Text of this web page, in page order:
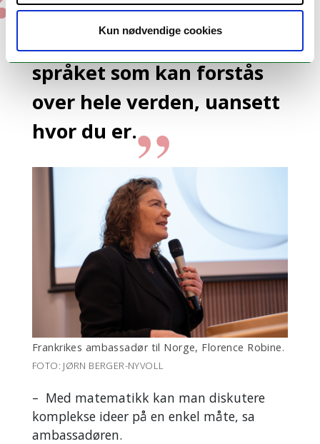
Kun nødvendige cookies
Matematikk er universets
språk. Det er det eneste
språket som kan forstås
over hele verden, uansett
hvor du er.
Frankrikes ambassadør til Norge, Florence Robine.
FOTO: JØRN BERGER-NYVOLL
– Med matematikk kan man diskutere
komplekse ideer på en enkel måte, sa
ambassadøren.